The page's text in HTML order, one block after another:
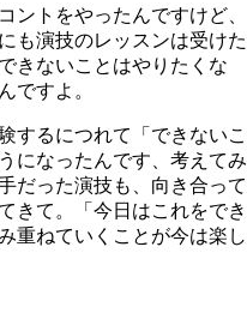
ントをやったんですけど、
も演技のレッスンは受けた
きないことはやりたくな
ですよ。
するにつれて「できないこ
になったんです、考えてみ
だった演技も、向き合って
きて。「今日はこれをでき
重ねていくことが今は楽し